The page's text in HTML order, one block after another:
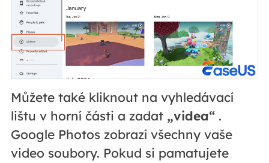
Můžete také kliknout na vyhledávací
lištu v horní části a zadat „videa“.
Google Photos zobrazí všechny vaše
video soubory. Pokud si pamatujete